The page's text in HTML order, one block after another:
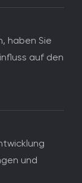
haben Sie
auf den
und